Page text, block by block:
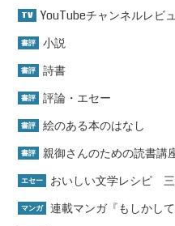
TV YouTubeチャンネルレビ
書評 小説
書評 詩書
書評 評論・エセー
書評 絵のある本のはなし
書評 親御さんのための読書講
エセー おいしい文学レシピ
マンガ 連載マンガ『もしかし